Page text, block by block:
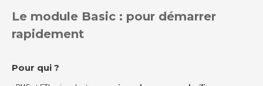
Le module Basic : pour démarrer
rapidement
Pour qui ?